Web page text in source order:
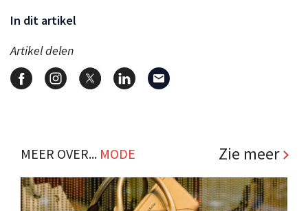
In dit artikel
Artikel delen
MEER OVER... MODE Zie meer